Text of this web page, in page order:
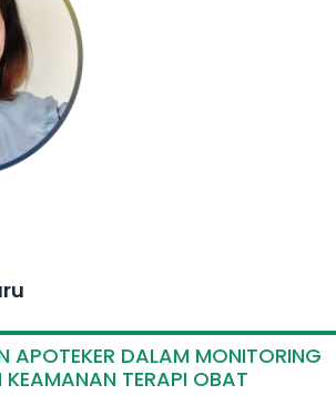
APOTEKER DALAM MONITORING
KEAMANAN TERAPI OBAT